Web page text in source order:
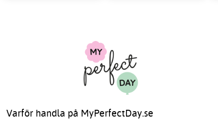
Varför handla på MyPerfectDay.se